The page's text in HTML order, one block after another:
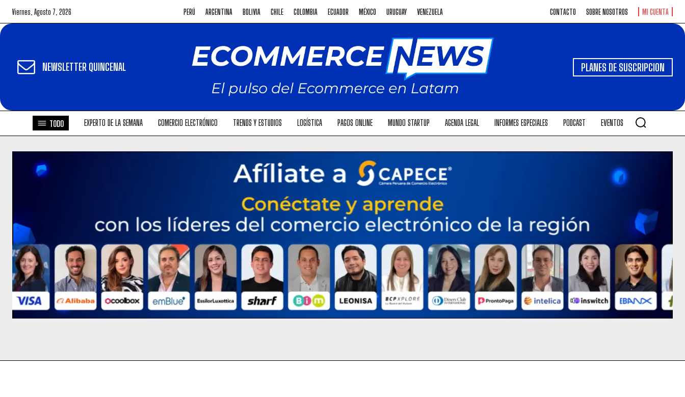
Viernes, Agosto 7, 2026 PERÚ ARGENTINA BOLIVIA CHILE COLOMBIA ECUADOR MÉXICO URUGUAY VENEZUELA CONTACTO SOBRE NOSOTROS MI CUENTA
NEWSLETTER QUINCENAL PLANES DE SUSCRIPCION
TODO EXPERTO DE LA SEMANA COMERCIO ELECTRÓNICO TRENDS Y ESTUDIOS LOGÍSTICA PAGOS ONLINE MUNDO STARTUP AGENDA LEGAL INFORMES ESPECIALES PODCAST EVENTOS